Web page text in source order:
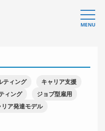
MENU
ティング
キャリア支援
ィング
ジョブ型雇用
ア発達モデル